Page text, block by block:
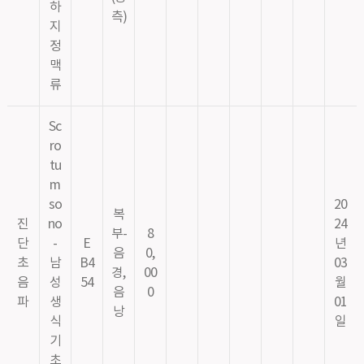
하
지
정
맥
류
측)
진
단
초
음
파
Sc
ro
tu
m
so
no
-
남
성
생
식
기
초
E
B4
54
복
부-
음
경,
음
낭
8
0,
00
0
20
24
년
03
월
01
일